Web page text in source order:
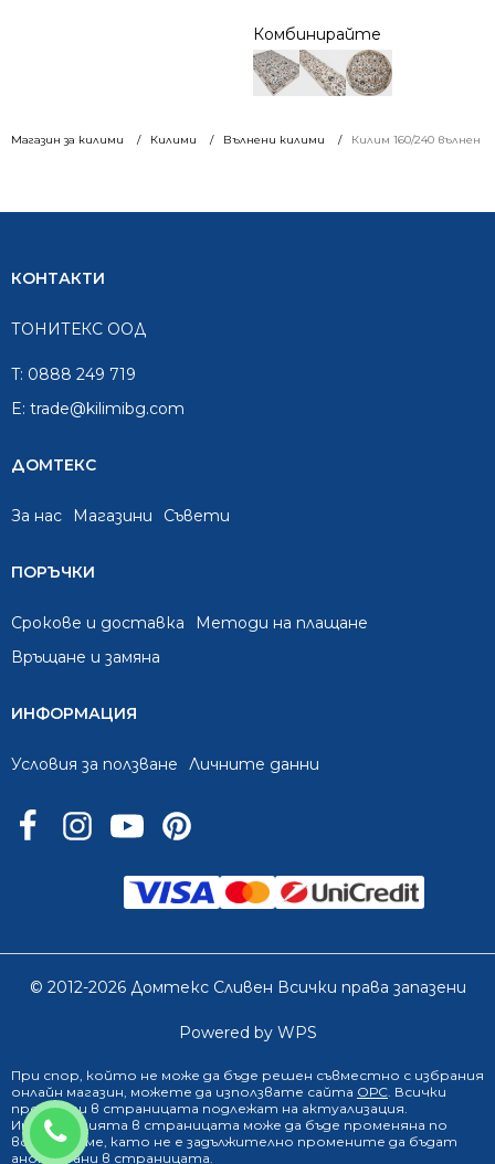
0888 249 719
Магазин за килими Килими Вълнени килими Килим 160/240 вълнен
Комбинирайте
КОНТАКТИ
ТОНИТЕКС ООД
T: 0888 249 719
E: trade@kilimibg.com
ДОМТЕКС
За нас Mагазини Съвети
ПОРЪЧКИ
Срокове и доставка
Методи на плащане
Връщане и замяна
ИНФОРМАЦИЯ
Условия за ползване Личните данни
© 2012-2026 Домтекс Сливен Всички права запазени
Powered by WPS
При спор, който не може да бъде решен съвместно с избрания
онлайн магазин, можете да използвате сайта ОРС. Всички
продукти в страницата подлежат на актуализация.
Информацията в страницата може да бъде променяна по
всяко време, като не е задължително промените да бъдат
анонсирани в страницата.